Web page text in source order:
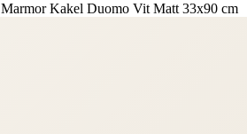
Marmor Kakel Duomo Vit Matt 33x90 cm